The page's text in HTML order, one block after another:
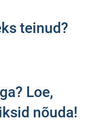
teinud?
Loe,
nõuda!